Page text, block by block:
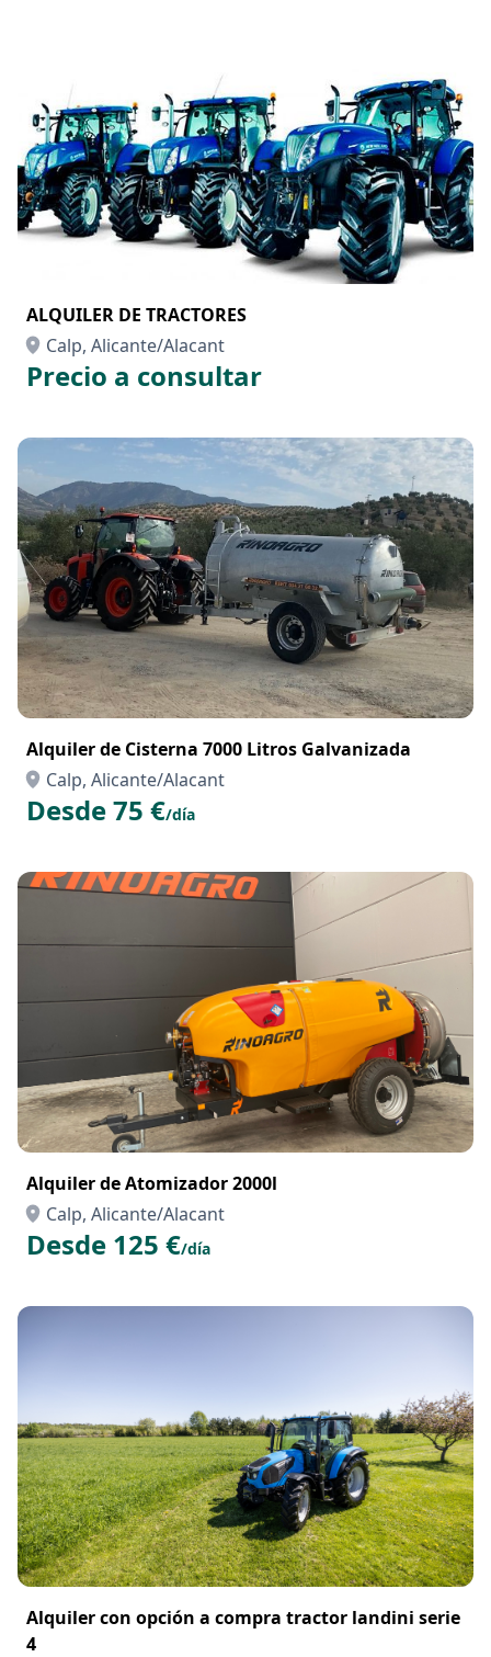
ALQUILER DE TRACTORES
Calp, Alicante/Alacant
Precio a consultar
Alquiler de Cisterna 7000 Litros Galvanizada
Calp, Alicante/Alacant
Desde 75 €/día
Alquiler de Atomizador 2000l
Calp, Alicante/Alacant
Desde 125 €/día
Alquiler con opción a compra tractor landini serie
4